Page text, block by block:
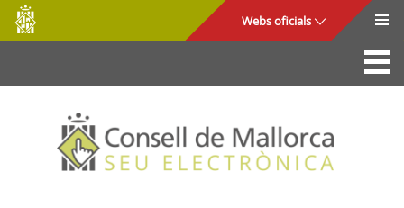
Salta al contingut principal
Consell
de
Mallorca
Webs oficials
La Seu
Consell de Mallorca
Accés i seguretat